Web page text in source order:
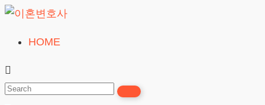
Skip
content
혼
변
HOME